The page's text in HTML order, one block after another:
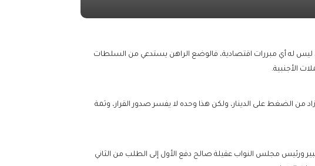
قرار رئيس المجلس عقيلة صالح فرض ضريبة 27% على سعر الصرف، ليس له أي مبررات اقتصادية، فالوضع الراهن يستدعي من السلطات
الأجنبية.
من الضغط على الدينار، ولكن هذا وحده لا يفسر صدور القرار، وثمة
ورئيس مجلس النواب عقيلة صالح دفع الأول إلى الطلب من الثاني